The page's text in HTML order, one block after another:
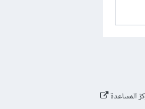
المساعدة